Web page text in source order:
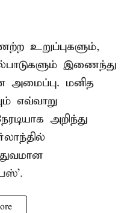
உறுப்புகளும்,
இணைந்து
அமைப்பு. மனித
எவ்வாறு
அறிந்து